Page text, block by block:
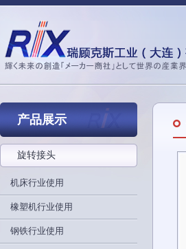
产品展示
旋转接头
机床行业使用
橡塑机行业使用
钢铁行业使用